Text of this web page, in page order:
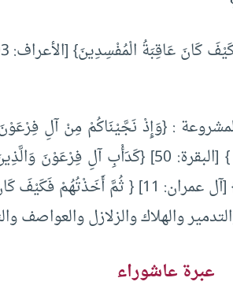
بِكُمُ الْبَحْرَ فَأَنْجَيْنَاكُمْ وَأَغْرَقْنَا آلَ فِرْعَوْنَ }
والهلاك والزلازل والعواصف
عبرة عاشوراء